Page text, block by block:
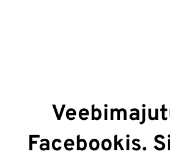
Facebookis.